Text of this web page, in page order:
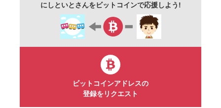
にしといとさんをビットコインで応援しよう!
ビットコインアドレスの
登録をリクエスト